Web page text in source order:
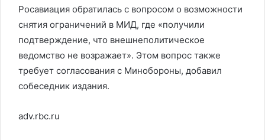
Росавиация обратилась с вопросом о возможности
снятия ограничений в МИД, где «получили
подтверждение, что внешнеполитическое
ведомство не возражает». Этом вопрос также
требует согласования с Минобороны, добавил
собеседник издания.
adv.rbc.ru